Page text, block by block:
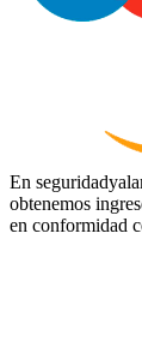
En
obtenemos
en conformidad